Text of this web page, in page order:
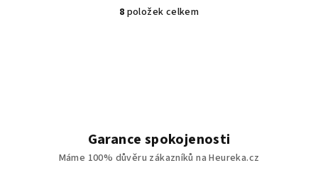
O
p
r
8 položek celkem
Garance spokojenosti
Máme 100% důvěru zákazníků na Heureka.cz